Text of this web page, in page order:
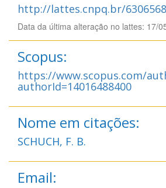
http://lattes.cnpq.br/
Data da última alteração no lattes: 17/
Scopus:
https://www.scopus.com/
authorId=14016488400
Nome em citações:
SCHUCH, F. B.
Email: